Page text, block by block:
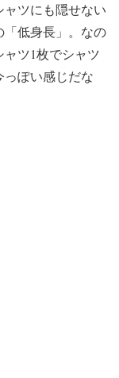
ャツにも隠せない
「低身長」。なの
ツ1枚でシャツ
ぽい感じだな